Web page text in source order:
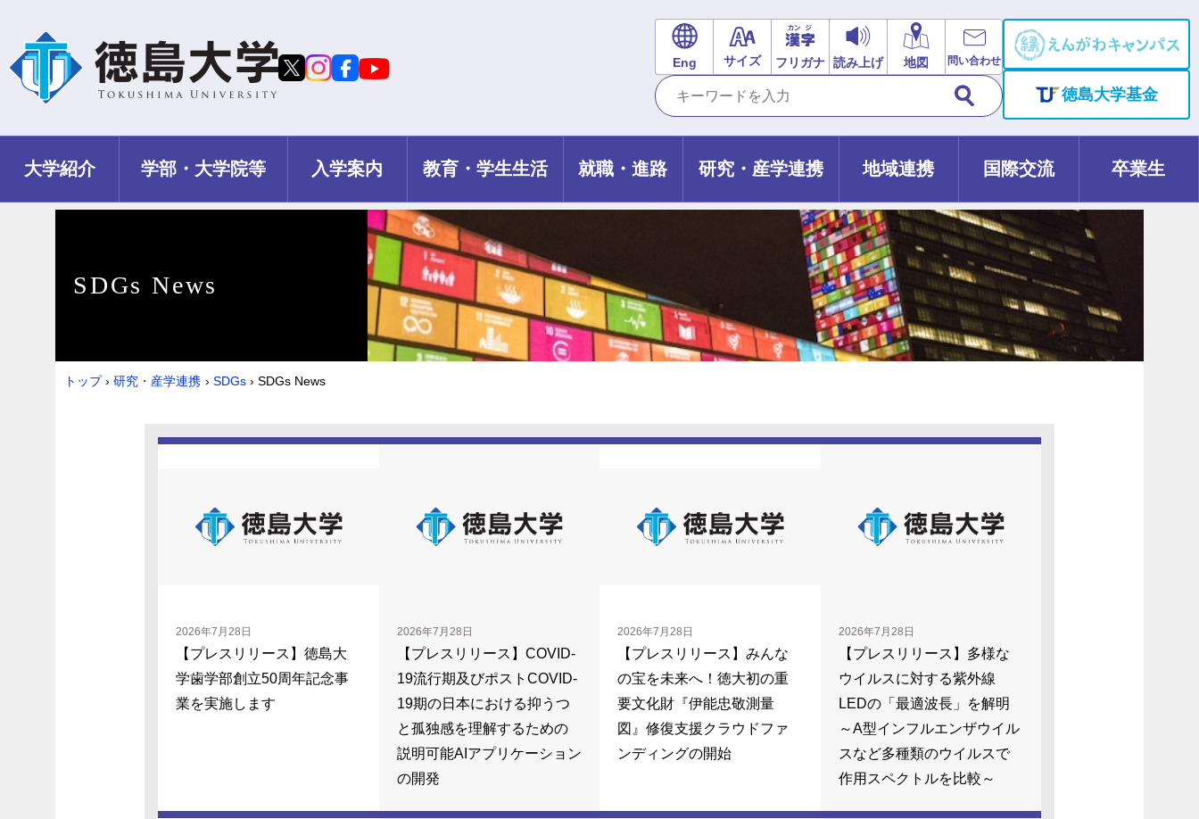
Eng サイズ フリガナ 読み上げ 地図 問い合わせ
徳島大学基金
大学紹介 学部・大学院等 入学案内 教育・学生生活 就職・進路 研究・産学連携 地域連携 国際交流 卒業生
SDGs News
トップ › 研究・産学連携 › SDGs › SDGs News
2026年7月28日
【プレスリリース】徳島大
学歯学部創立50周年記念事
業を実施します
2026年7月28日
【プレスリリース】COVID-
19流行期及びポストCOVID-
19期の日本における抑うつ
と孤独感を理解するための
説明可能AIアプリケーション
の開発
2026年7月28日
【プレスリリース】みんな
の宝を未来へ！徳大初の重
要文化財『伊能忠敬測量
図』修復支援クラウドファ
ンディングの開始
2026年7月28日
【プレスリリース】多様な
ウイルスに対する紫外線
LEDの「最適波長」を解明
～A型インフルエンザウイル
スなど多種類のウイルスで
作用スペクトルを比較～